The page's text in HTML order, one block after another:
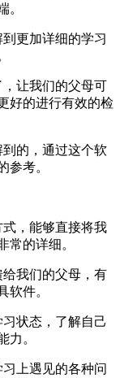
。
更加详细的学习
让我们的父母可
好的进行有效的检
的，通过这个软
参考。
，能够直接将我
常的详细。
我们的父母，有
软件。
状态，了解自己
力。
上遇见的各种问